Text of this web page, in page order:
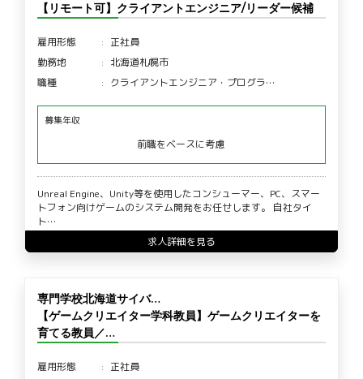
【リモート可】クライアントエンジニア/リーダー候補
雇用形態
正社員
勤務地
北海道札幌市
職種
クライアントエンジニア・プログラ…
募集年収
前職をベースに考慮
Unreal Engine、Unity等を使用したコンシューマー、PC、スマー
トフォン向けゲームのシステム開発をお任せします。 自社タイ
ト…
求人詳細を見る
専門学校北海道サイバ…
【ゲームクリエイター学科教員】ゲームクリエイターを
育てる教員／…
雇用形態
正社員